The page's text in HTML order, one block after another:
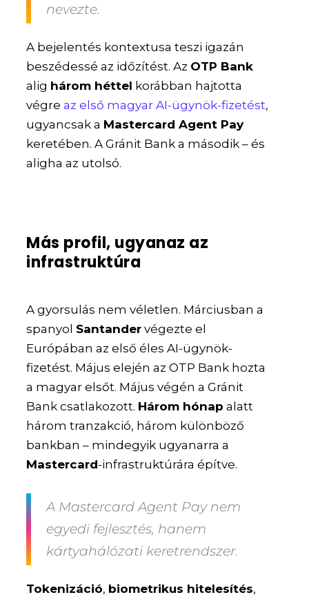
nevezte.
A bejelentés kontextusa teszi igazán
beszédessé az időzítést. Az OTP Bank
alig három héttel korábban hajtotta
végreaz első magyar AI-ügynök-fizetést,
ugyancsak a Mastercard Agent Pay
keretében. A Gránit Bank a második – és
aligha az utolsó.
Más profil, ugyanaz az
infrastruktúra
A gyorsulás nem véletlen. Márciusban a
spanyol Santander végezte el
Európában az első éles AI-ügynök-
fizetést. Május elején az OTP Bank hozta
a magyar elsőt. Május végén a Gránit
Bank csatlakozott. Három hónap alatt
három tranzakció, három különböző
bankban – mindegyik ugyanarra a
Mastercard-infrastruktúrára építve.
A Mastercard Agent Pay nem
egyedi fejlesztés, hanem
kártyahálózati keretrendszer.
Tokenizáció, biometrikus hitelesítés,